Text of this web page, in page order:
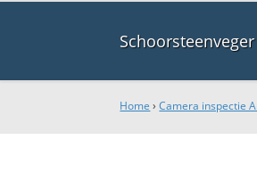
Home ›Camera inspectie